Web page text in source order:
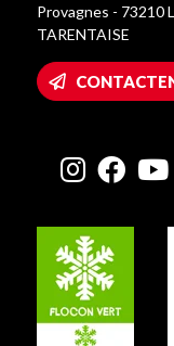
Provagnes - 73210
TARENTAISE